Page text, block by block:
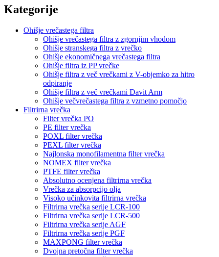
Kategorije
Ohišje vrečastega filtra
Ohišje vrečastega filtra z zgornjim vhodom
Ohišje stranskega filtra z vrečko
Ohišje ekonomičnega vrečastega filtra
Ohišje filtra iz PP vrečke
Ohišje filtra z več vrečkami z V-objemko za hitro
odpiranje
Ohišje filtra z več vrečkami Davit Arm
Ohišje večvrečastega filtra z vzmetno pomočjo
Filtrirna vrečka
Filter vrečka PO
PE filter vrečka
POXL filter vrečka
PEXL filter vrečka
Najlonska monofilamentna filter vrečka
NOMEX filter vrečka
PTFE filter vrečka
Absolutno ocenjena filtrirna vrečka
Vrečka za absorpcijo olja
Visoko učinkovita filtrirna vrečka
Filtrirna vrečka serije LCR-100
Filtrirna vrečka serije LCR-500
Filtrirna vrečka serije AGF
Filtrirna vrečka serije PGF
MAXPONG filter vrečka
Dvojna pretočna filter vrečka